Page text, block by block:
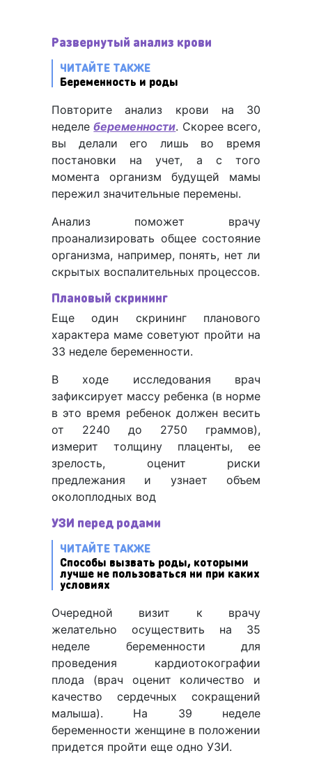
Развернутый анализ крови
ЧИТАЙТЕ ТАКЖЕ
Беременность и роды
Повторите анализ крови на 30
неделебеременности. Скорее всего,
вы делали его лишь во время
постановки на учет, а с того
момента организм будущей мамы
пережил значительные перемены.
Анализ поможет врачу
проанализировать общее состояние
организма, например, понять, нет ли
скрытых воспалительных процессов.
Плановый скрининг
Еще один скрининг планового
характера маме советуют пройти на
33 неделе беременности.
В ходе исследования врач
зафиксирует массу ребенка (в норме
в это время ребенок должен весить
от 2240 до 2750 граммов),
измерит толщину плаценты, ее
зрелость, оценит риски
предлежания и узнает объем
околоплодных вод
УЗИ перед родами
ЧИТАЙТЕ ТАКЖЕ
Способы вызвать роды, которыми
лучше не пользоваться ни при каких
условиях
Очередной визит к врачу
желательно осуществить на 35
неделе беременности для
проведения кардиотокографии
плода (врач оценит количество и
качество сердечных сокращений
малыша). На 39 неделе
беременности женщине в положении
придется пройти еще одно УЗИ.